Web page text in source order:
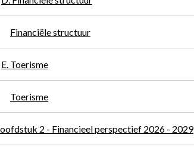
Financiële structuur
E. Toerisme
Toerisme
2 - Financieel perspectief 2026 - 2029